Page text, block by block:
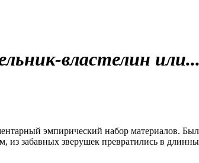
властелин
эмпирический набор материалов.
из забавных зверушек превратились в